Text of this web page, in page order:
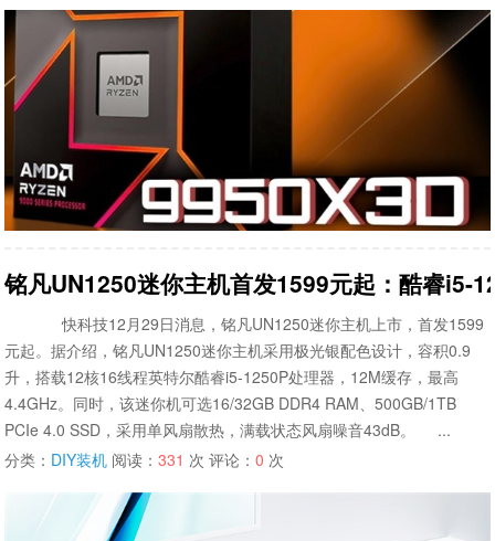
铭凡UN1250迷你主机首发1599元起：酷睿i5-
快科技12月29日消息，铭凡UN1250迷你主机上市，首发1599
元起。据介绍，铭凡UN1250迷你主机采用极光银配色设计，容积0.9
升，搭载12核16线程英特尔酷睿i5-1250P处理器，12M缓存，最高
4.4GHz。同时，该迷你机可选16/32GB DDR4 RAM、500GB/1TB
PCIe 4.0 SSD，采用单风扇散热，满载状态风扇噪音43dB。 ...
分类： DIY装机 阅读：331 次 评论：0 次